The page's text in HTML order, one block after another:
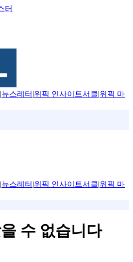
터
|뉴스레터 |위픽 인사이트서클|위픽 마
|뉴스레터 |위픽 인사이트서클|위픽 마
수 없습니다